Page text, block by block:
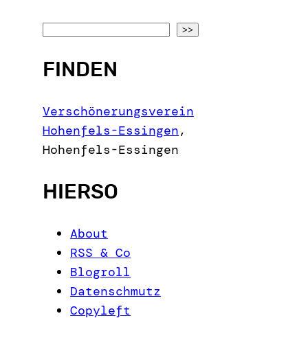
a
c
h
>>
FINDEN
Verschönerungsverein
Hohenfels-Essingen,
Hohenfels-Essingen
HIERSO
About
RSS & Co
Blogroll
Datenschmutz
Copyleft